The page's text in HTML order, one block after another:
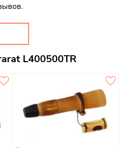
L400500TR